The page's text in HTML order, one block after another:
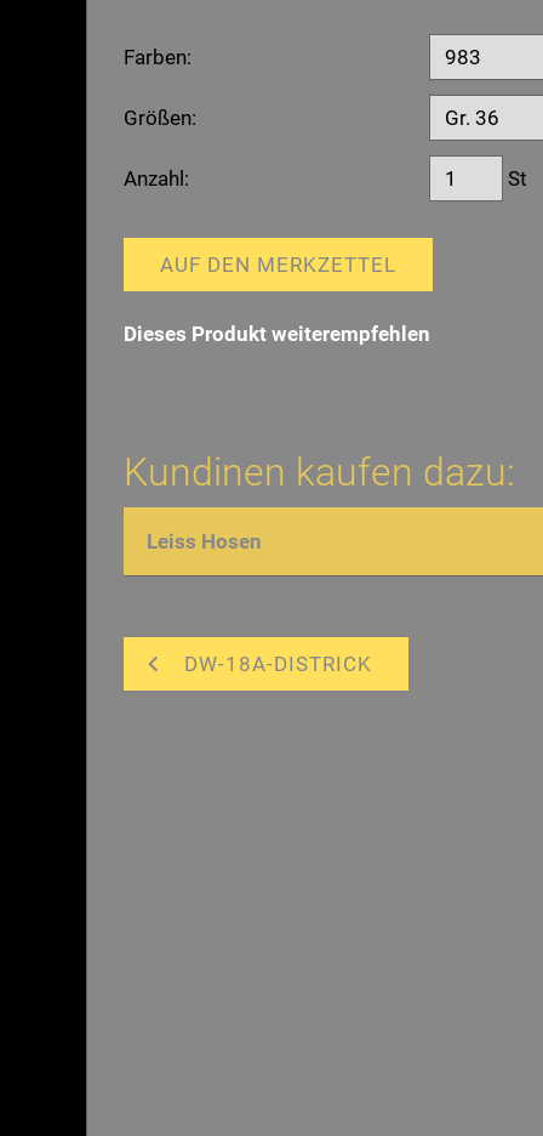
Farben:
Größen:
Anzahl: St
AUF DEN MERKZETTEL
Dieses Produkt weiterempfehlen
Kundinen kaufen dazu:
Leiss Hosen
DW-18A-DISTRICK